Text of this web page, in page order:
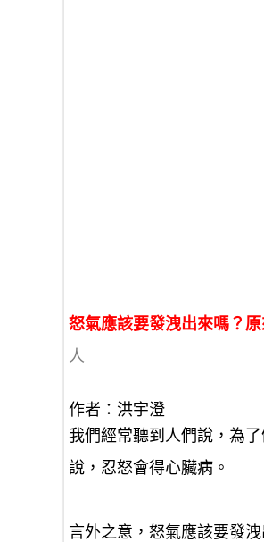
怒氣應該要發洩出來嗎？
人
作者：洪宇澄
我們經常聽到人們說，為
說，忍怒會得心臟病。
言外之意，怒氣應該要發